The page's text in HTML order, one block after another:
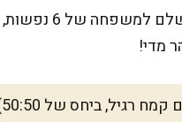
המתכון מספיק
מדי!